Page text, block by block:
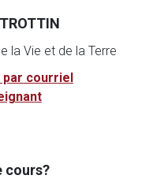
la Vie et de la Terre
par courriel
cours?